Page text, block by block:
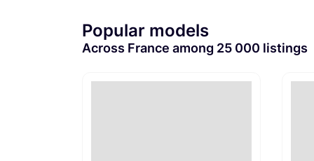
Popular models
Across France among 25 000 listings